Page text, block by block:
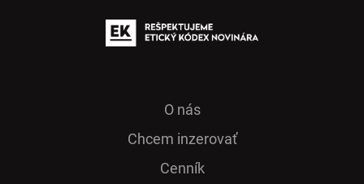
O nás
Chcem inzerovať
Cenník